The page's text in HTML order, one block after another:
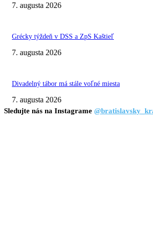
7. augusta 2026
Grécky týždeň v DSS a ZpS Kaštieľ
7. augusta 2026
Divadelný tábor má stále voľné miesta
7. augusta 2026
Sledujte nás na Instagrame